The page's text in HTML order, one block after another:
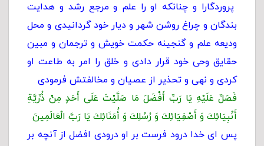
پروردگارا و چنانكه او را علم و مرجع رشد و هدايت
بندگان و چراغ روشن شهر و ديار خود گردانيدى و محل
وديعه علم و گنجينه حكمت خويش و ترجمان و مبين
حقايق وحى خود قرار دادى و خلق را امر به طاعت او
كردى و نهى و تحذير از عصيان و مخالفتش فرمودى
فَصَلِّ عَلَيْهِ يَا رَبِّ أَفْضَلَ مَا صَلَّيْتَ عَلَى أَحَدٍ مِنْ ذُرِّيَّةِ
أَنْبِيَائِكَ وَ أَصْفِيَائِكَ وَ رُسُلِكَ وَ أُمَنَائِكَ يَا رَبَّ الْعَالَمِينَ‏
پس اى خدا درود فرست بر او درودى افضل از آنچه بر